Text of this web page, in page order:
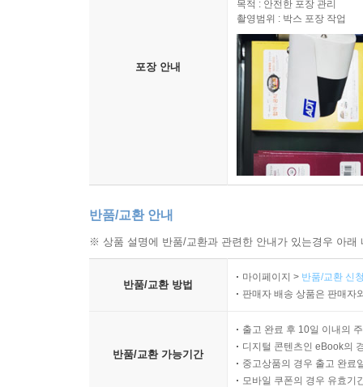
간단한 한 마디조차 꿰지지 않아서 스스로에게
남다른 노력이 필요하고, 일단 할 줄 알게 되면,
스피킹의 가장 중요한 재산이다.
포장 안내
목적 : 안전한 포장 관리
촬영범위 : 박스 포장 작업
반품/교환 안내
※ 상품 설명에 반품/교환과 관련한 안내가 있는경우 아
반품/교환 방법
마이페이지 > 반품/교환 신
판매자 배송 상품은 판매자
반품/교환 가능기간
출고 완료 후 10일 이내의
디지털 콘텐츠인 eBook의
중고상품의 경우 출고 완료
모바일 쿠폰의 경우 유효기